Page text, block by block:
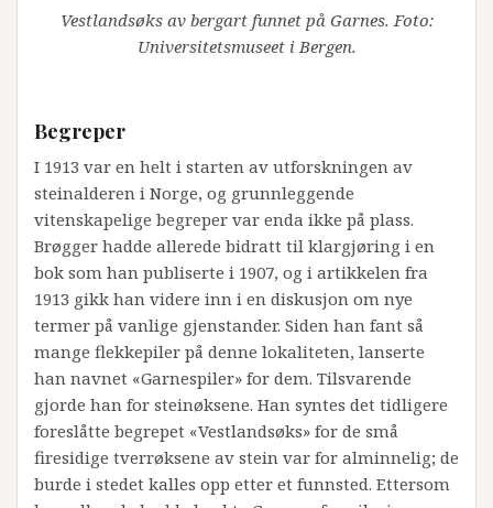
Vestlandsøks av bergart funnet på Garnes. Foto:
Universitetsmuseet i Bergen.
Begreper
I 1913 var en helt i starten av utforskningen av
steinalderen i Norge, og grunnleggende
vitenskapelige begreper var enda ikke på plass.
Brøgger hadde allerede bidratt til klargjøring i en
bok som han publiserte i 1907, og i artikkelen fra
1913 gikk han videre inn i en diskusjon om nye
termer på vanlige gjenstander. Siden han fant så
mange flekkepiler på denne lokaliteten, lanserte
han navnet «Garnespiler» for dem. Tilsvarende
gjorde han for steinøksene. Han syntes det tidligere
foreslåtte begrepet «Vestlandsøks» for de små
firesidige tverrøksene av stein var for alminnelig; de
burde i stedet kalles opp etter et funnsted. Ettersom